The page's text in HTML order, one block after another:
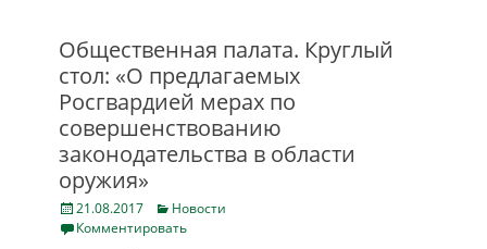
Общественная палата. Круглый
стол: «О предлагаемых
Росгвардией мерах по
совершенствованию
законодательства в области
оружия»
Posted
on
21.08.2017 Categories
Новости
Комментировать